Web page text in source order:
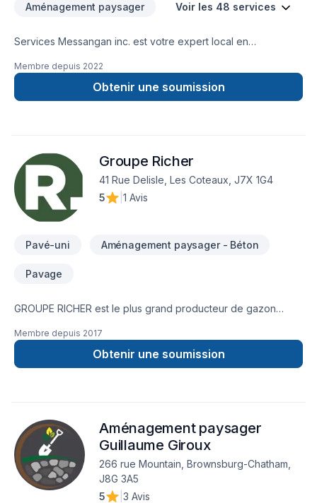
Aménagement paysager Voir les 48 services
Services Messangan inc. est votre expert local en
Calfeutrage, Commercial, Cuisine, Émondage, Entretien
paysager, Excavation intérieur, Garage, Patio, Pavage, Pavé
uni, Paysagement, Peinture, Peinture extérieur, Plancher,
rigueur. Nous croyons en l'importance d'une approche
personnalisée, adaptée à chaque client, pour garantir des
résultats au-delà de vos attentes. Confiez votre projet à une
équipe qui a à cœur votre satisfaction.
Membre depuis 2022
Obtenir une soumission
Groupe Richer
41 Rue Delisle, Les Coteaux, J7X 1G4
5
1 Avis
Pavé-uni Aménagement paysager - Béton
Pavage
GROUPE RICHER est le plus grand producteur de gazon
produits d'aménagement paysager, combiné au meilleur
service de l'industrie. Une entreprise familiale dynamique et
passionnée depuis 1962. Succursales : Sainte-Julie, Mercier,
Membre depuis 2017
Obtenir une soumission
Aménagement paysager
Guillaume Giroux
266 rue Mountain, Brownsburg-Chatham,
J8G 3A5
5
3 Avis